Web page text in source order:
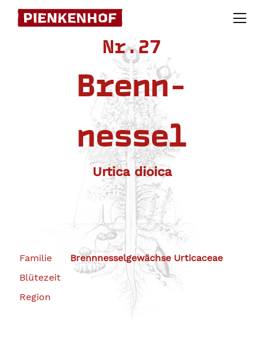
Skip
Nr.27
Brenn-
nessel
Urtica dioica
Familie
Brennnesselgewächse Urticaceae
Blütezeit
Region